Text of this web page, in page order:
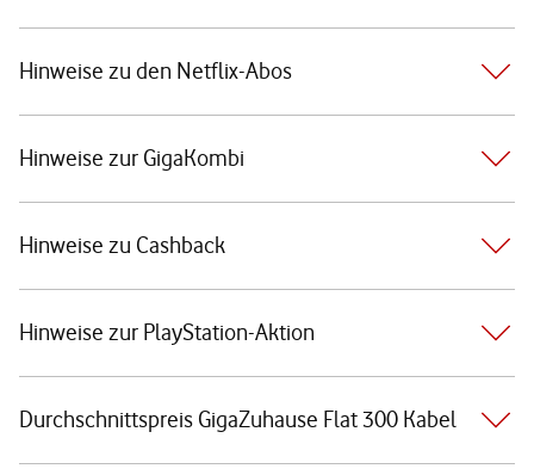
Hinweise zu den Netflix-Abos
Hinweise zur GigaKombi
Hinweise zu Cashback
Hinweise zur PlayStation-Aktion
Durchschnittspreis GigaZuhause Flat 300 Kabel